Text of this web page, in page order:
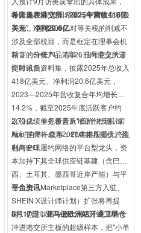
鲁比奥并称"美国希望与中国建立积极
关系"。这笔600亿对等关税的削减不
涉及全部税目，而是框定在理事会机
制下的分批产品清单，信号意义大于
即时减负。
希音递表港交所：2025年营收418亿
美元、净利20.6亿
希音（SHEIN）7月26日向港交所递
交聆讯后资料集，披露2025年总收入
418亿美元、净利润20.6亿美元，
2023—2025年营收复合年均增长
14.2%，截至2025年底活跃客户约
2.73亿、业务覆盖近160个市场，若
顺利挂牌将成为2026年港股最大跨境
电商IPO。
这份成绩单把希音从"低价快反服饰
App"的单一叙事，钉成兼具规模、盈
利与全球履约网络的平台型龙头，资
本加持下其全球供应链基建（含巴
西、土耳其、墨西哥近岸产能）与平
台生态（Marketplace第三方入驻、
SHEIN X设计师计划）扩张将再提
速，也意味着中资出海四小龙里首个
冲进港交所主板的超级样本，把"小单
平台资讯
8月17日，亚马逊欧洲站开通卫星仓